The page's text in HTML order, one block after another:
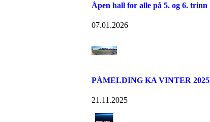
Åpen hall for alle på 5. og 6. trinn
07.01.2026
PÅMELDING KA VINTER 2025
21.11.2025